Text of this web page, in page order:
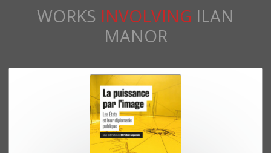
WORKS INVOLVING ILAN
MANOR